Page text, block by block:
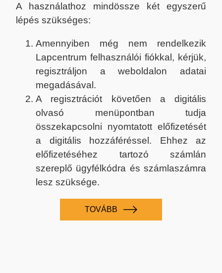
A használathoz mindössze két egyszerű
lépés szükséges:
Amennyiben még nem rendelkezik
Lapcentrum felhasználói fiókkal, kérjük,
regisztráljon a weboldalon adatai
megadásával.
A regisztrációt követően a digitális
olvasó menüpontban tudja
összekapcsolni nyomtatott előfizetését
a digitális hozzáféréssel. Ehhez az
előfizetéséhez tartozó számlán
szereplő ügyfélkódra és számlaszámra
lesz szüksége.
TOVÁBB